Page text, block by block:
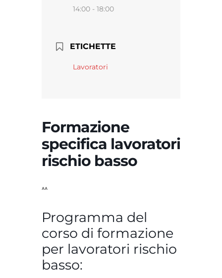
14:00 - 18:00
ETICHETTE
Lavoratori
Formazione
specifica lavoratori
rischio basso
^^
Programma del
corso di formazione
per lavoratori rischio
basso: